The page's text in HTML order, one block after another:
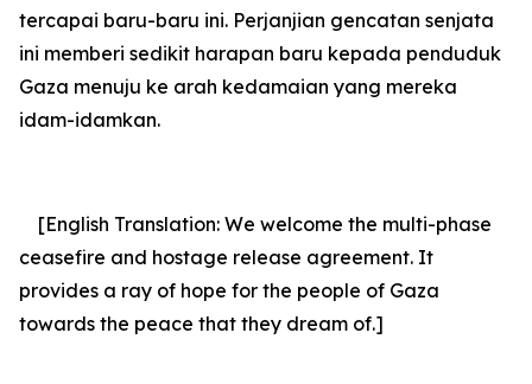
tercapai baru-baru ini. Perjanjian gencatan senjata
ini memberi sedikit harapan baru kepada penduduk
Gaza menuju ke arah kedamaian yang mereka
idam-idamkan.
[English Translation: We welcome the multi-phase
ceasefire and hostage release agreement. It
provides a ray of hope for the people of Gaza
towards the peace that they dream of.]